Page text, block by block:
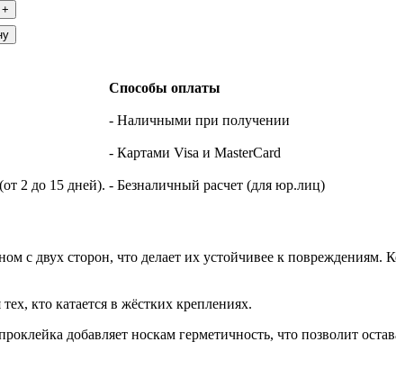
+
2 до 15 дней).
Способы оплаты
- Наличными при получении
- Картами Visa и MasterCard
- Безналичный расчет (для юр.лиц)
двух сторон, что делает их устойчивее к повреждениям.
кто катается в жёстких креплениях.
добавляет носкам герметичность, что позволит